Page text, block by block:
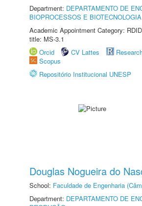
Department: DEPARTAMENTO DE
BIOPROCESSOS E BIOTECNOLOGIA
Academic Appointment Category:
title: MS-3.1
Orcid
CV Lattes
Scopus
Repositório Institucional UNESP
Douglas Nogueira do
School: Faculdade de Engenharia
Department: DEPARTAMENTO DE